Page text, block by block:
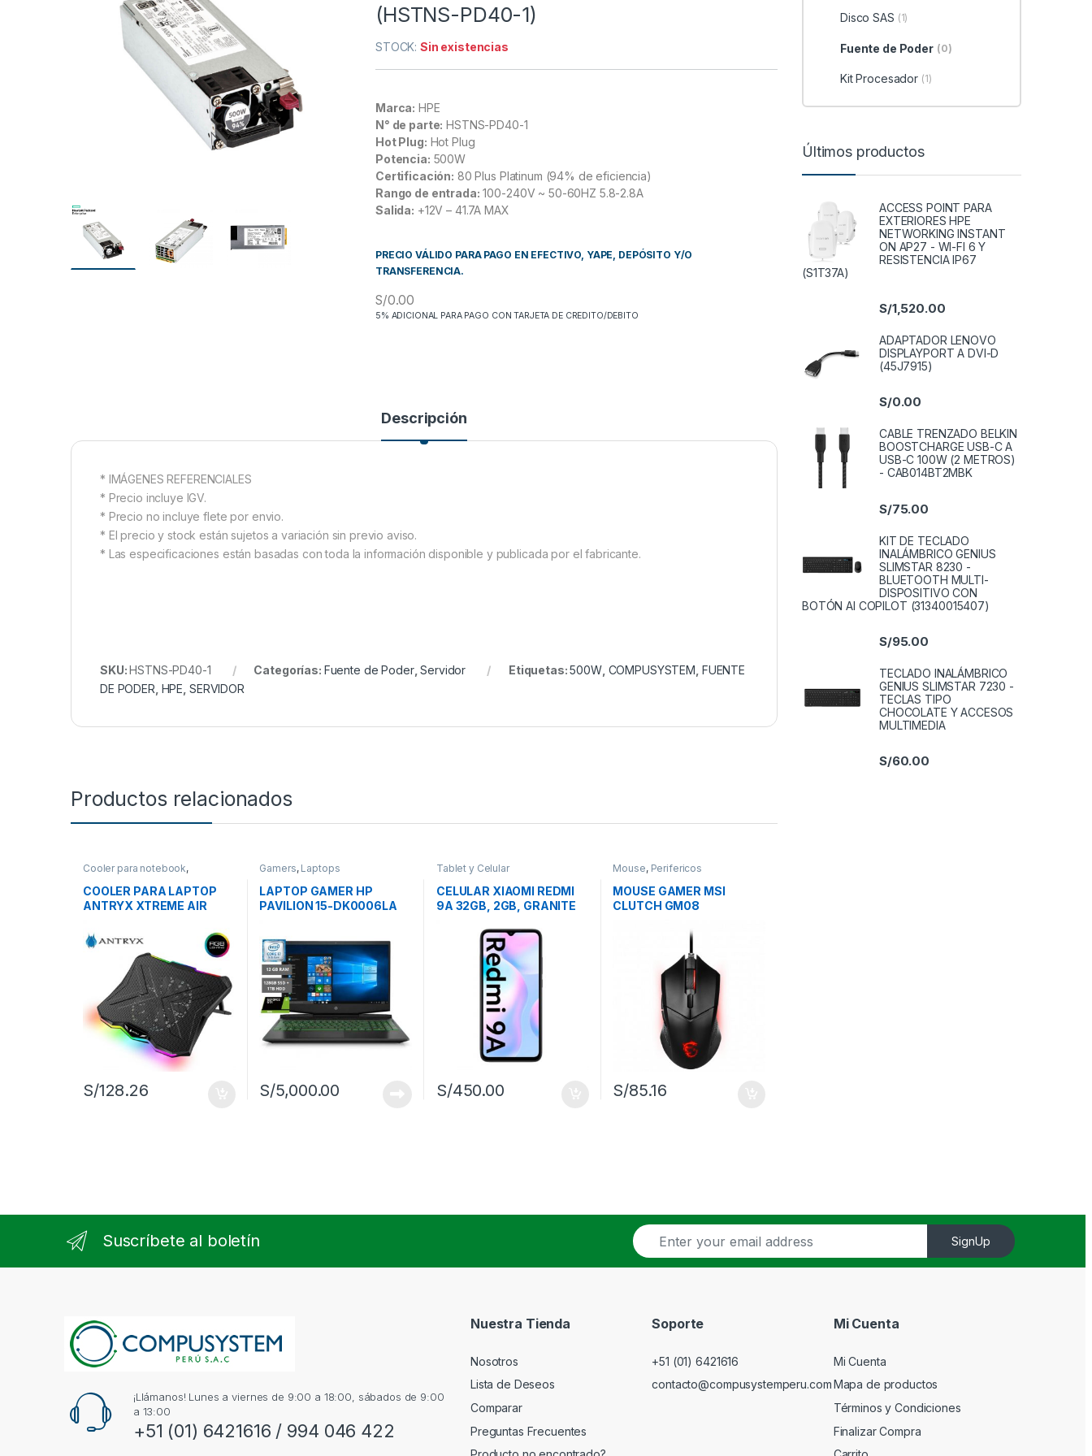
(HSTNS-PD40-1)
STOCK:Sin existencias
Marca: HPE
N° de parte: HSTNS-PD40-1
Hot Plug: Hot Plug
Potencia: 500W
Certificación: 80 Plus Platinum (94% de eficiencia)
Rango de entrada: 100-240V ~ 50-60HZ 5.8-2.8A
Salida: +12V – 41.7A MAX
PRECIO VÁLIDO PARA PAGO EN EFECTIVO, YAPE, DEPÓSITO Y/O
TRANSFERENCIA.
S/0.00
5% ADICIONAL PARA PAGO CON TARJETA DE CREDITO/DEBITO
Descripción
* IMÁGENES REFERENCIALES
* Precio incluye IGV.
* Precio no incluye flete por envio.
* El precio y stock están sujetos a variación sin previo aviso.
* Las especificaciones están basadas con toda la información disponible y publicada por el fabricante.
SKU:HSTNS-PD40-1 Categorías: Fuente de Poder,Servidor Etiquetas:500W, COMPUSYSTEM FUENTE
DE PODER HPE SERVIDOR
Productos relacionados
Cooler para notebook,
Perifericos
COOLER PARA LAPTOP
ANTRYX XTREME AIR
S/128.26
Gamers, Laptops
LAPTOP GAMER HP
PAVILION 15-DK0006LA
S/5,000.00
Tablet y Celular
CELULAR XIAOMI REDMI
9A 32GB, 2GB, GRANITE
S/450.00
Mouse, Perifericos
MOUSE GAMER MSI
CLUTCH GM08
S/85.16
Disco SAS (1)
Fuente de Poder (0)
Kit Procesador (1)
Últimos productos
ACCESS POINT PARA
EXTERIORES HPE
NETWORKING INSTANT
ON AP27 - WI-FI 6 Y
RESISTENCIA IP67
(S1T37A)
S/1,520.00
ADAPTADOR LENOVO
DISPLAYPORT A DVI-D
(45J7915)
S/0.00
CABLE TRENZADO BELKIN
BOOSTCHARGE USB-C A
USB-C 100W (2 METROS)
- CAB014BT2MBK
S/75.00
KIT DE TECLADO
INALÁMBRICO GENIUS
SLIMSTAR 8230 -
BLUETOOTH MULTI-
DISPOSITIVO CON
BOTÓN AI COPILOT (31340015407)
S/95.00
TECLADO INALÁMBRICO
GENIUS SLIMSTAR 7230 -
TECLAS TIPO
CHOCOLATE Y ACCESOS
MULTIMEDIA
S/60.00
Suscríbete al boletín
E
m
a
SignUp
¡Llámanos! Lunes a viernes de 9:00 a 18:00, sábados de 9:00
a 13:00
+51 (01) 6421616 / 994 046 422
Nuestra Tienda
Nosotros
Lista de Deseos
Comparar
Preguntas Frecuentes
Soporte
+51 (01) 6421616
contacto@compusystemperu.com
Mi Cuenta
Mi Cuenta
Mapa de productos
Términos y Condiciones
Finalizar Compra